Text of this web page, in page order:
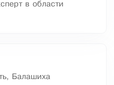
в области
Балашиха